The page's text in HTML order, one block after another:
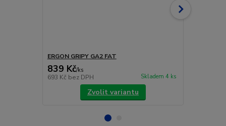
ERGON GRIPY GA2 FAT
839 Kč/ks
693 Kč bez DPH Skladem 4 ks
Zvolit variantu